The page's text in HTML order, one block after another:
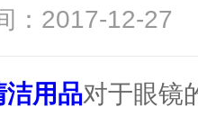
：2017-12-
洁用品对于眼镜